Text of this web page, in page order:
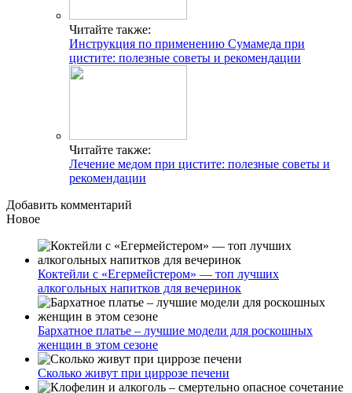
Читайте также:
Инструкция по применению Сумамеда при
цистите: полезные советы и рекомендации
Читайте также:
Лечение медом при цистите: полезные советы и
рекомендации
Добавить комментарий
Новое
Коктейли с «Егермейстером» — топ лучших
алкогольных напитков для вечеринок
Бархатное платье – лучшие модели для роскошных
женщин в этом сезоне
Сколько живут при циррозе печени